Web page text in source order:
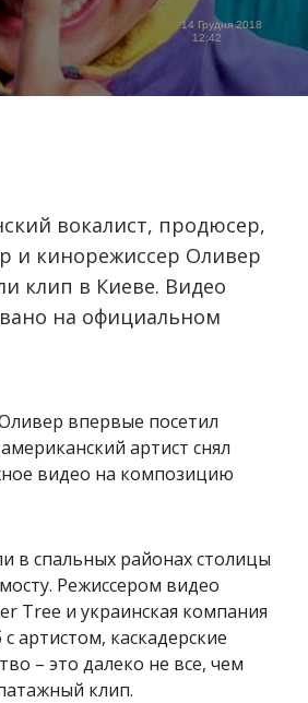
14 Грудня 2018
12:42
вокалист, продюсер,
и кинорежиссер Оливер
клип в Киеве. Видео
на официальном
впервые посетил
артист снял
видео на композицию
в спальных районах столицы
Режиссером видео
Tree и украинская компания
с артистом, каскадерские
– это далеко не все, чем
клип.